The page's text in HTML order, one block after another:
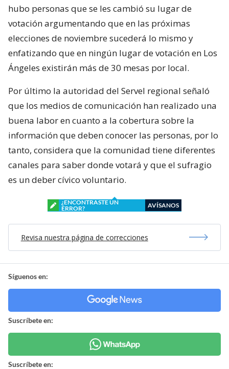
hubo personas que se les cambió su lugar de
votación argumentando que en las próximas
elecciones de noviembre sucederá lo mismo y
enfatizando que en ningún lugar de votación en Los
Ángeles existirán más de 30 mesas por local.
Por último la autoridad del Servel regional señaló
que los medios de comunicación han realizado una
buena labor en cuanto a la cobertura sobre la
información que deben conocer las personas, por lo
tanto, considera que la comunidad tiene diferentes
canales para saber donde votará y que el sufragio
es un deber cívico voluntario.
¿ENCONTRASTE UN
ERROR?
AVÍSANOS
Revisa nuestra página de correcciones
Síguenos en:
Suscríbete en:
Suscríbete en: